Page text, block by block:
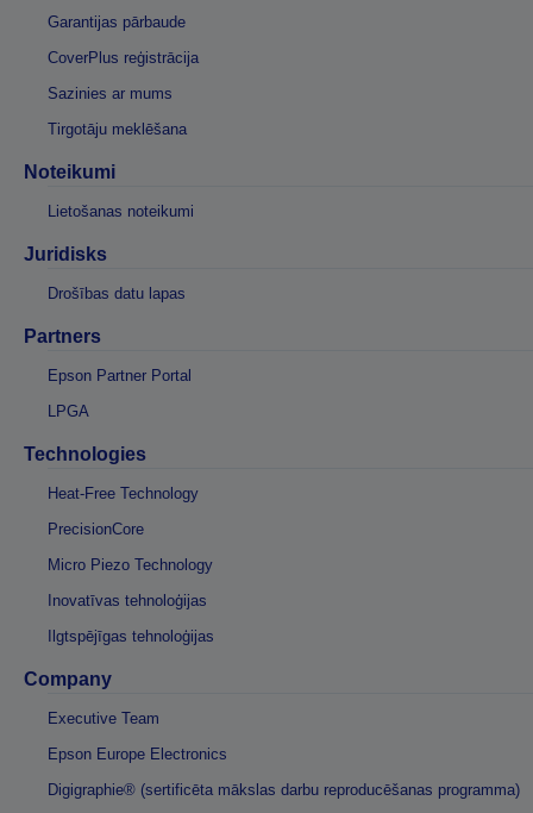
Garantijas pārbaude
CoverPlus reģistrācija
Sazinies ar mums
Tirgotāju meklēšana
Noteikumi
Lietošanas noteikumi
Juridisks
Drošības datu lapas
Partners
Epson Partner Portal
LPGA
Technologies
Heat-Free Technology
PrecisionCore
Micro Piezo Technology
Inovatīvas tehnoloģijas
Ilgtspējīgas tehnoloģijas
Company
Executive Team
Epson Europe Electronics
Digigraphie® (sertificēta mākslas darbu reproducēšanas programma)